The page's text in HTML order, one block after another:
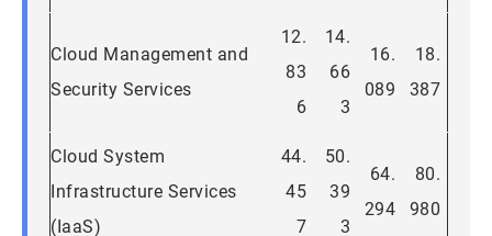
Cloud Management and
Security Services
12.
83
6
14.
66
3
16.
089
18.
387
Cloud System
Infrastructure Services
(IaaS)
44.
45
7
50.
39
3
64.
294
80.
980